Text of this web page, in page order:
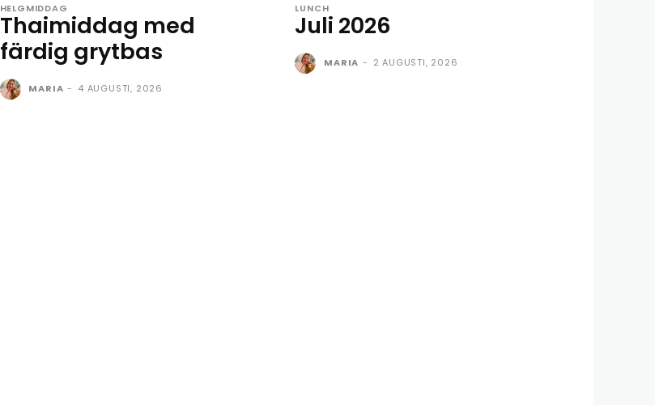
HELGMIDDAG
Thaimiddag med
färdig grytbas
MARIA - 4 AUGUSTI, 2026
LUNCH
Juli 2026
MARIA - 2 AUGUSTI, 2026